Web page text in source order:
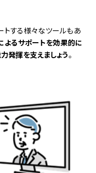
する様々なツールもあ
よるサポートを効果的に
発揮を支えましょう。